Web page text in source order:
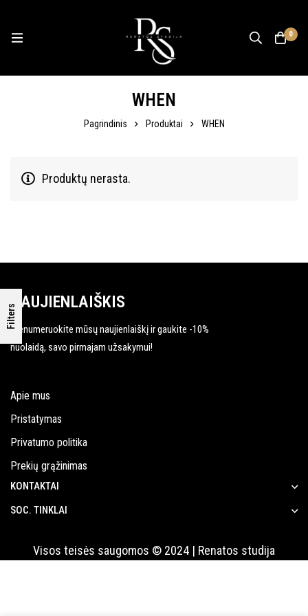
0
WHEN
Pagrindinis Produktai WHEN
Filters
Produktų nerasta.
NAUJIENLAIŠKIS
Prenumeruokite mūsų naujienlaiškį ir gaukite -10%
nuolaidą, savo pirmajam užsakymui!
Apie mus
Pristatymas
Privatumo politika
Prekių grąžinimas
KONTAKTAI
SOC. TINKLAI
Visos teisės saugomos © 2024 | Renatos studija